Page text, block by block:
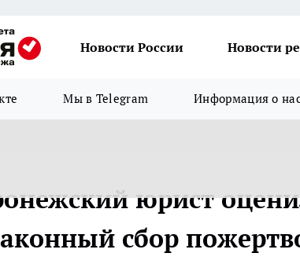
Новости России Новости
Мы в Telegram Информация о
юрист
сбор